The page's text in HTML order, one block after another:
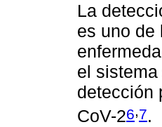
La
es uno de
el
detección
CoV-26,7.